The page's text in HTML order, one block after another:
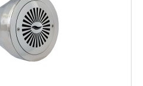
Освещение и подсветка для
бассейна
Отделочные материалы